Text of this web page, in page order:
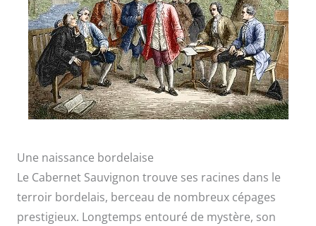
Une naissance bordelaise
Le Cabernet Sauvignon trouve ses racines dans le
terroir bordelais, berceau de nombreux cépages
prestigieux. Longtemps entouré de mystère, son